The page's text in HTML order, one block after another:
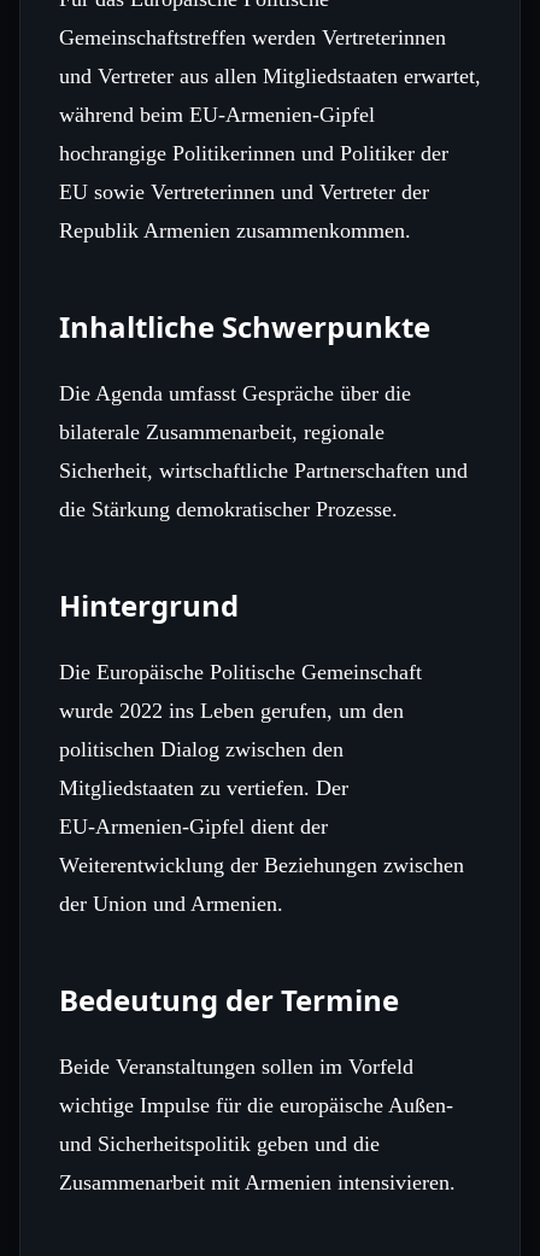
Gemeinschaftstreffen werden Vertreterinnen
und Vertreter aus allen Mitgliedstaaten erwartet,
während beim EU‑Armenien‑Gipfel
hochrangige Politikerinnen und Politiker der
EU sowie Vertreterinnen und Vertreter der
Republik Armenien zusammenkommen.
Inhaltliche Schwerpunkte
Die Agenda umfasst Gespräche über die
bilaterale Zusammenarbeit, regionale
Sicherheit, wirtschaftliche Partnerschaften und
die Stärkung demokratischer Prozesse.
Hintergrund
Die Europäische Politische Gemeinschaft
wurde 2022 ins Leben gerufen, um den
politischen Dialog zwischen den
Mitgliedstaaten zu vertiefen. Der
EU‑Armenien‑Gipfel dient der
Weiterentwicklung der Beziehungen zwischen
der Union und Armenien.
Bedeutung der Termine
Beide Veranstaltungen sollen im Vorfeld
wichtige Impulse für die europäische Außen-
und Sicherheitspolitik geben und die
Zusammenarbeit mit Armenien intensivieren.